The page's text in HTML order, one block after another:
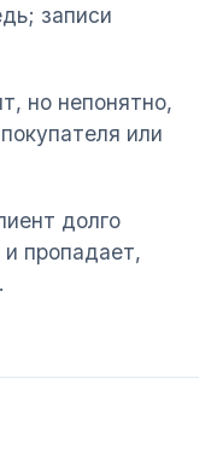
записи
но непонятно,
или
долго
пропадает,